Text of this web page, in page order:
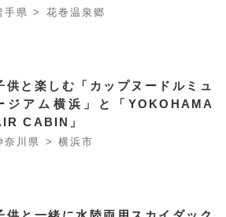
手県 > 花巻温泉郷
供と楽しむ「カップヌードルミュ
ジアム横浜」と「YOKOHAMA
CABIN」
奈川県 > 横浜市